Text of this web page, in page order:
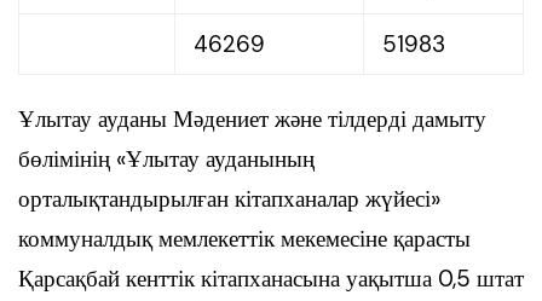
46269
51983
Ұлытау ауданы Мәдениет және тілдерді дамыту
бөлімінің «Ұлытау ауданының
орталықтандырылған кітапханалар жүйесі»
коммуналдық мемлекеттік мекемесіне қарасты
Қарсақбай кенттік кітапханасына уақытша 0,5 штат